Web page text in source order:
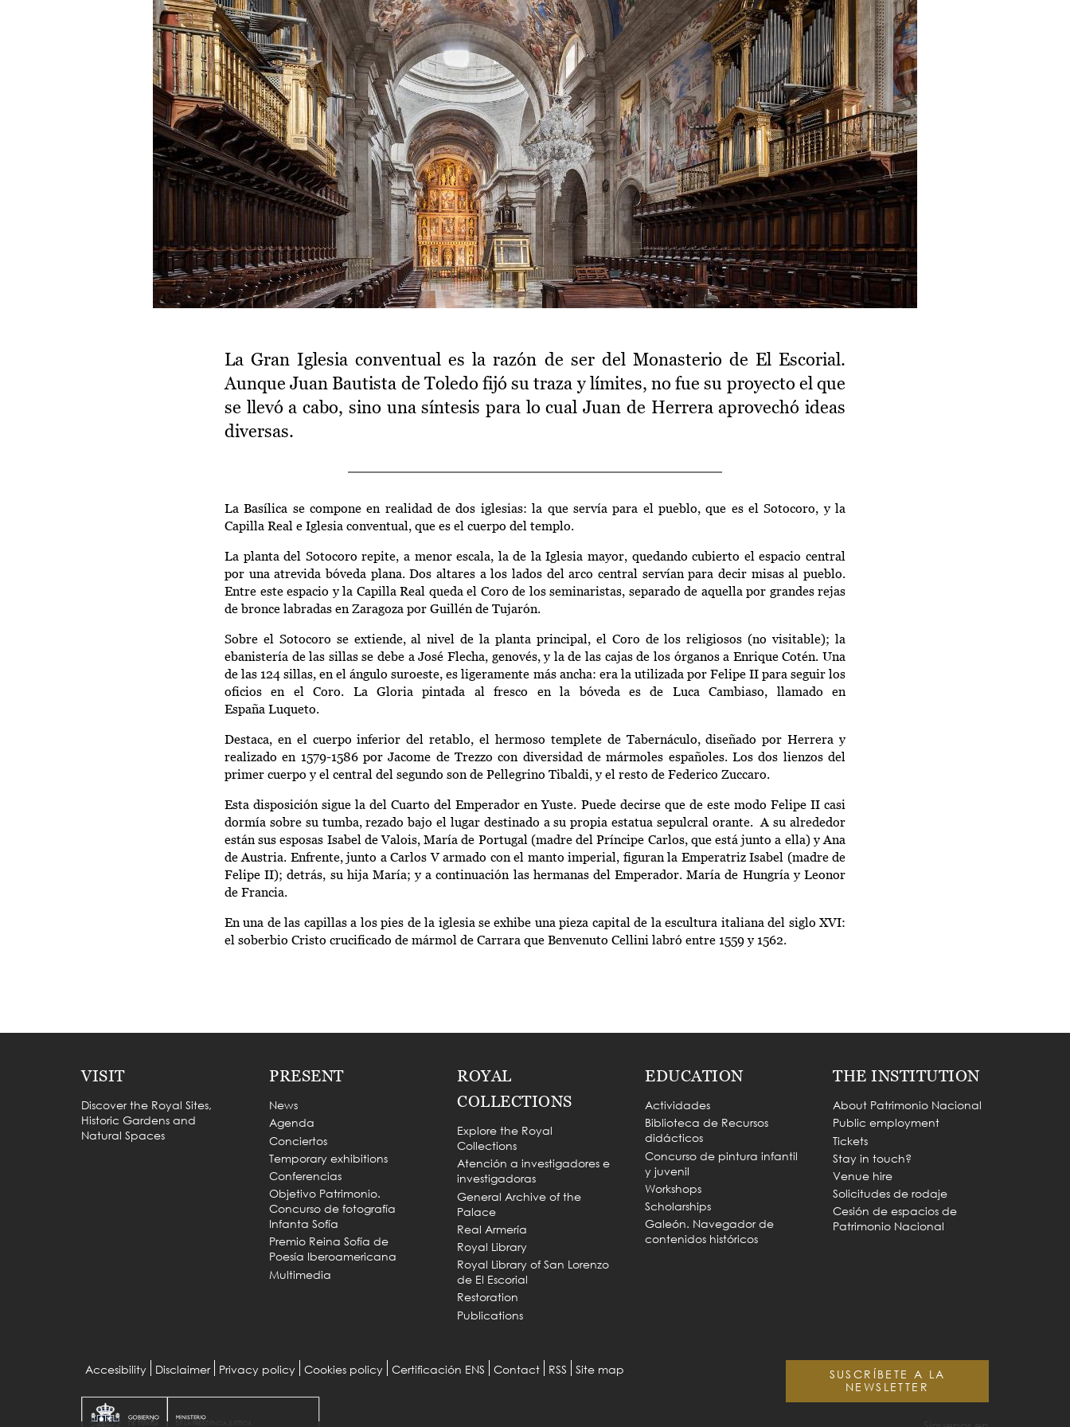
La Gran Iglesia conventual es la razón de ser del Monasterio de El Escorial.
Aunque Juan Bautista de Toledo fijó su traza y límites, no fue su proyecto el que
se llevó a cabo, sino una síntesis para lo cual Juan de Herrera aprovechó ideas
diversas.
La Basílica se compone en realidad de dos iglesias: la que servía para el pueblo, que es el Sotocoro, y la
Capilla Real e Iglesia conventual, que es el cuerpo del templo.
La planta del Sotocoro repite, a menor escala, la de la Iglesia mayor, quedando cubierto el espacio central
por una atrevida bóveda plana. Dos altares a los lados del arco central servían para decir misas al pueblo.
Entre este espacio y la Capilla Real queda el Coro de los seminaristas, separado de aquella por grandes rejas
de bronce labradas en Zaragoza por Guillén de Tujarón.
Sobre el Sotocoro se extiende, al nivel de la planta principal, el Coro de los religiosos (no visitable); la
ebanistería de las sillas se debe a José Flecha, genovés, y la de las cajas de los órganos a Enrique Cotén. Una
de las 124 sillas, en el ángulo suroeste, es ligeramente más ancha: era la utilizada por Felipe II para seguir los
oficios en el Coro. La Gloria pintada al fresco en la bóveda es de Luca
Cambiaso, llamado en
España Luqueto.
Destaca, en el cuerpo inferior del retablo, el hermoso templete de Tabernáculo, diseñado por Herrera y
realizado en 1579-1586 por Jacome de Trezzo con diversidad de mármoles españoles. Los dos lienzos del
primer cuerpo y el central del segundo son de Pellegrino Tibaldi, y el resto de Federico Zuccaro.
Esta disposición sigue la del Cuarto del Emperador en Yuste. Puede decirse que de este modo Felipe II casi
dormía sobre su tumba, rezado bajo el lugar destinado a su propia estatua sepulcral orante. A su alrededor
están sus esposas Isabel de Valois, María de Portugal (madre del Príncipe Carlos, que está junto a ella) y Ana
de Austria. Enfrente, junto a Carlos V armado con el manto imperial, figuran la Emperatriz Isabel (madre de
Felipe II); detrás, su hija María; y a continuación las hermanas del Emperador. María de Hungría y Leonor
de Francia.
En una de las capillas a los pies de la iglesia se exhibe una pieza capital de la escultura italiana del siglo XVI:
el soberbio Cristo crucificado de mármol de Carrara que Benvenuto Cellini labró entre 1559 y 1562.
VISIT
Discover the Royal Sites,
Historic Gardens and
Natural Spaces
PRESENT
News
Agenda
Conciertos
Temporary exhibitions
Conferencias
Objetivo Patrimonio.
Concurso de fotografía
Infanta Sofía
Premio Reina Sofía de
Poesía Iberoamericana
Multimedia
ROYAL
COLLECTIONS
Explore the Royal
Collections
Atención a investigadores e
investigadoras
General Archive of the
Palace
Real Armería
Royal Library
Royal Library of San Lorenzo
de El Escorial
Restoration
Publications
EDUCATION
Actividades
Biblioteca de Recursos
didácticos
Concurso de pintura infantil
y juvenil
Workshops
Scholarships
Galeón. Navegador de
contenidos históricos
THE INSTITUTION
About Patrimonio Nacional
Public employment
Tickets
Stay in touch?
Venue hire
Solicitudes de rodaje
Cesión de espacios de
Patrimonio Nacional
Menu
Pie
Accesibility Disclaimer Privacy policy Cookies policy Certificación ENS Contact RSS Site map
SUSCRÍBETE A LA
NEWSLETTER